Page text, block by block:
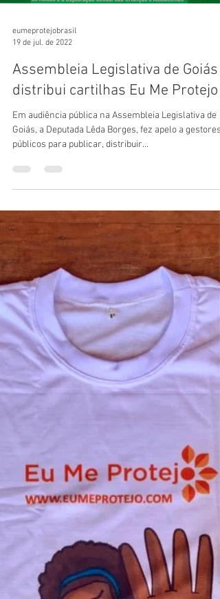
eumeprotejobrasil
19 de jul. de 2022
Assembleia Legislativa de Goiás
distribui cartilhas Eu Me Protejo
Em audiência pública na Assembleia Legislativa de
Goiás, a Deputada Lêda Borges, fez apelo a gestores
públicos para publicar, distribuir...